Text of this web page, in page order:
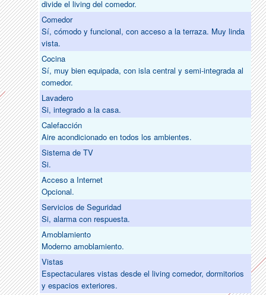
divide el living del comedor.
Comedor
Sí, cómodo y funcional, con acceso a la terraza. Muy linda
vista.
Cocina
Sí, muy bien equipada, con isla central y semi-integrada al
comedor.
Lavadero
Si, integrado a la casa.
Calefacción
Aire acondicionado en todos los ambientes.
Sistema de TV
Si.
Acceso a Internet
Opcional.
Servicios de Seguridad
Si, alarma con respuesta.
Amoblamiento
Moderno amoblamiento.
Vistas
Espectaculares vistas desde el living comedor, dormitorios
y espacios exteriores.